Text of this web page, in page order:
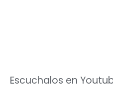
Escuchalos en